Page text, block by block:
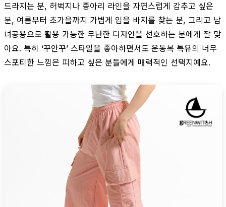
드라지는 분, 허벅지나 종아리 라인을 자연스럽게 감추고 싶은
분, 여름부터 초가을까지 가볍게 입을 바지를 찾는 분, 그리고 남
녀공용으로 활용 가능한 무난한 디자인을 선호하는 분에게 잘 맞
아요. 특히 ‘꾸안꾸’ 스타일을 좋아하면서도 운동복 특유의 너무
스포티한 느낌은 피하고 싶은 분들에게 매력적인 선택지예요.